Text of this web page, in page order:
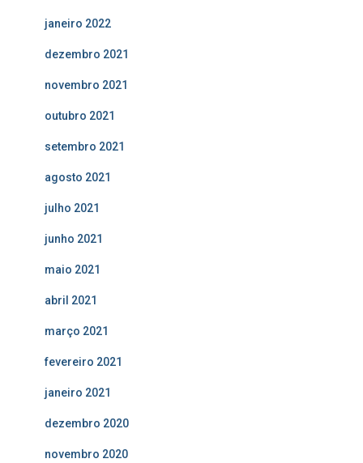
janeiro 2022
dezembro 2021
novembro 2021
outubro 2021
setembro 2021
agosto 2021
julho 2021
junho 2021
maio 2021
abril 2021
março 2021
fevereiro 2021
janeiro 2021
dezembro 2020
novembro 2020